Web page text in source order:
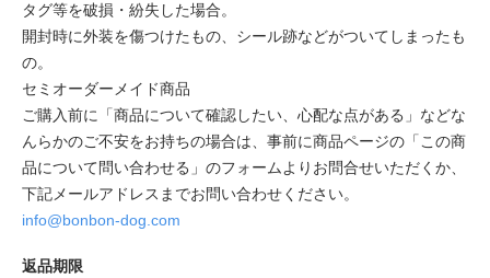
タグ等を破損・紛失した場合。
開封時に外装を傷つけたもの、シール跡などがついてしまったも
の。
セミオーダーメイド商品
ご購入前に「商品について確認したい、心配な点がある」などな
んらかのご不安をお持ちの場合は、事前に商品ページの「この商
品について問い合わせる」のフォームよりお問合せいただくか、
下記メールアドレスまでお問い合わせください。
info@bonbon-dog.com
返品期限